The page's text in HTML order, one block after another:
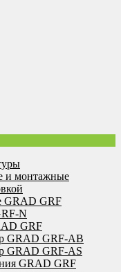
и монтажные
GRAD GRF
N
GRF
GRAD GRF-AB
GRAD GRF-AS
GRAD GRF